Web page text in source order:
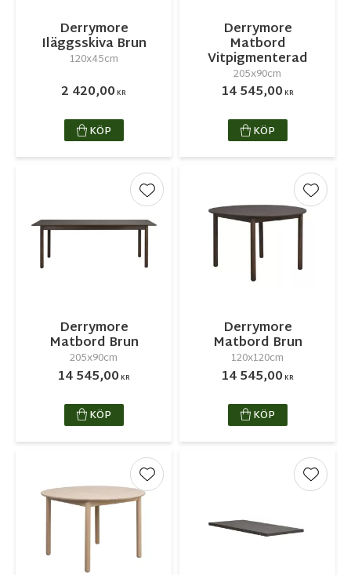
Derrymore
Iläggsskiva Brun
120x45cm
2 420,00KR
KÖP
Derrymore
Matbord
Vitpigmenterad
205x90cm
14 545,00KR
KÖP
Derrymore
Matbord Brun
205x90cm
14 545,00KR
Lägg till i favoriter
KÖP
Derrymore
Matbord Brun
120x120cm
14 545,00KR
Lägg
KÖP
Lägg till i favoriter Lägg